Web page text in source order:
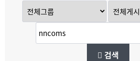
검색